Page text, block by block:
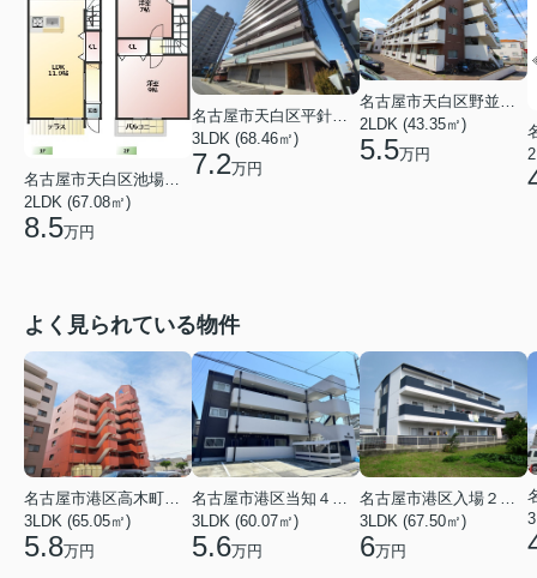
2LDK (67.08㎡)
8.5万円
名古屋市天白区平針３丁目
3LDK (68.46㎡)
7.2万円
名古屋市天白区野並４丁目
2LDK (43.35㎡)
5.5万円
よく見られている物件
3LDK (65.05㎡)
5.8万円
3LDK (60.07㎡)
5.6万円
3LDK (67.50㎡)
6万円